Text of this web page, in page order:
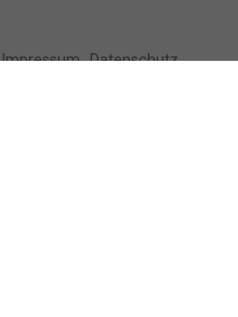
Impressum Datenschutz